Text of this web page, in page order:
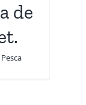
de
Pesca